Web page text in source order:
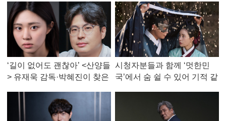
‘길이 없어도 괜찮아’ <산양들
> 유재욱 감독·박혜진이 찾은
시청자분들과 함께 ‘멋한민
국’에서 숨 쉴 수 있어 기적 같